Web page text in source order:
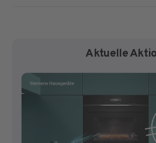
Aktuelle